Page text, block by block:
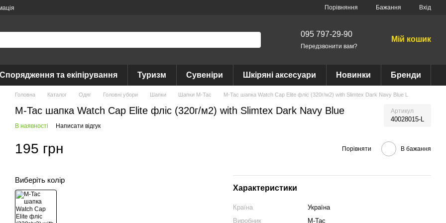
Порівняння Бажання Вхід
095 797-29-90
Передзвонити вам?
Мій кошик
Спорядження та екіпірування Туризм Сувеніри Шкіряні аксесуари Новинки Бренди
Головна Каталог Одяг Головні убори Шапки Шапки M-Tac M-Tac шапка Watch Cap Elite фліс (320г/м2) with Slimtex Dark Navy Blue L
M-Tac шапка Watch Cap Elite фліс (320г/м2) with Slimtex Dark Navy Blue Артикул
40028015-L
В наявності Написати відгук
195 грн Порівняти В бажання
Виберіть колір
Характеристики
Країна
Україна
Виробник
M-Tac